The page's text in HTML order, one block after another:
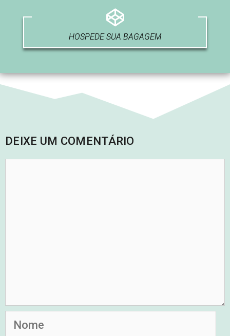
HOSPEDE SUA BAGAGEM
DEIXE UM COMENTÁRIO